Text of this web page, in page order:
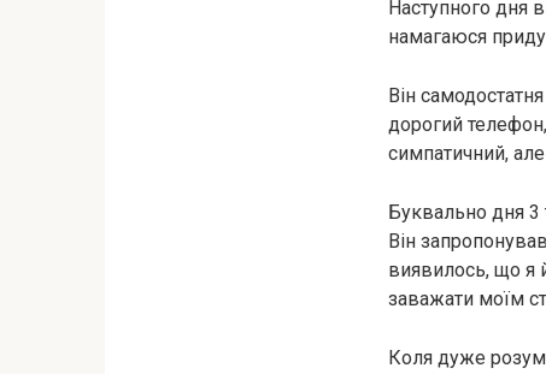
Наступного дня
намагаюся
Він
дорогий
симпатичний,
Буквально дня 3
Він
виявилось, що я
заважати моїм
Коля дуже